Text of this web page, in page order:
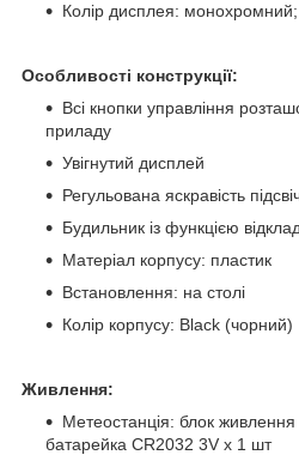
Колір дисплея: монохромний;
Особливості конструкції:
Всі кнопки управління
приладу
Увігнутий дисплей
Регульована яскравість
Будильник із функцією
Матеріал корпусу: пластик
Встановлення: на столі
Колір корпусу: Black (чорний)
Живлення:
Метеостанція: блок
батарейка CR2032 3V х 1 шт